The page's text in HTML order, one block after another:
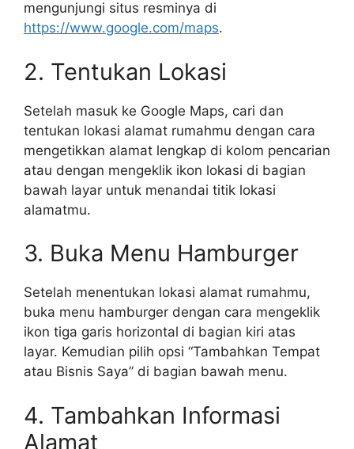
mengunjungi situs resminya di
https://www.google.com/maps.
2. Tentukan Lokasi
Setelah masuk ke Google Maps, cari dan
tentukan lokasi alamat rumahmu dengan cara
mengetikkan alamat lengkap di kolom pencarian
atau dengan mengeklik ikon lokasi di bagian
bawah layar untuk menandai titik lokasi
alamatmu.
3. Buka Menu Hamburger
Setelah menentukan lokasi alamat rumahmu,
buka menu hamburger dengan cara mengeklik
ikon tiga garis horizontal di bagian kiri atas
layar. Kemudian pilih opsi “Tambahkan Tempat
atau Bisnis Saya” di bagian bawah menu.
4. Tambahkan Informasi
Alamat